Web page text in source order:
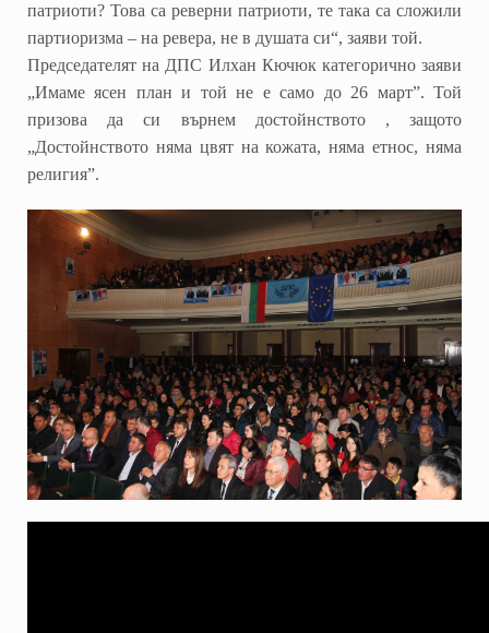
патриоти? Това са реверни патриоти, те така са сложили
партиоризма – на ревера, не в душата си“, заяви той.
Председателят на ДПС Илхан Кючюк категорично заяви
„Имаме ясен план и той не е само до 26 март”. Той
призова да си върнем достойнството , защото
„Достойнството няма цвят на кожата, няма етнос, няма
религия”.